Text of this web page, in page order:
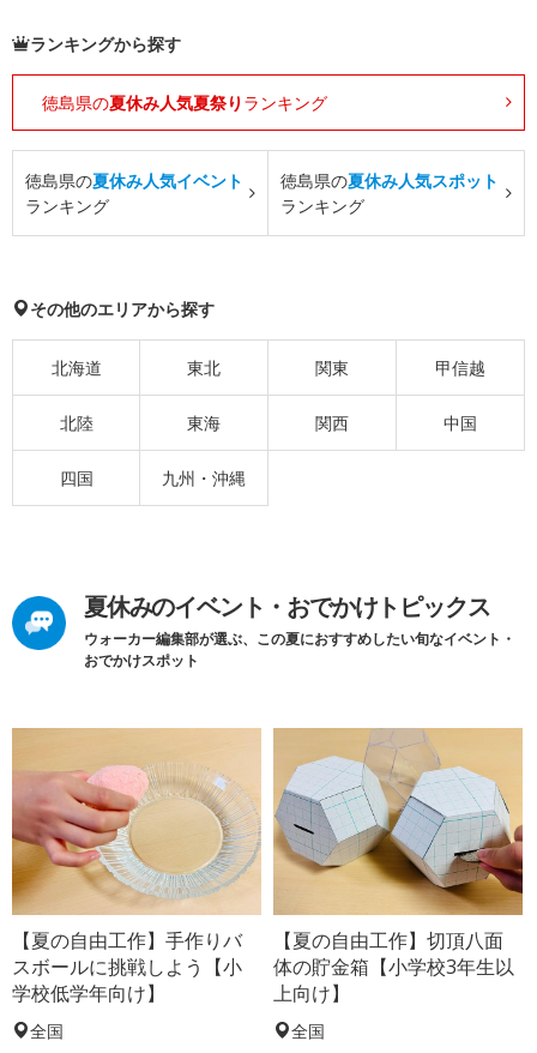
ランキングから探す
徳島県の夏休み人気夏祭り ランキング
徳島県の夏休み人気イベント
ランキング
徳島県の夏休み人気スポット
ランキング
その他のエリアから探す
北海道 東北 関東 甲信越
北陸 東海 関西 中国
四国 九州・沖縄
夏休みのイベント・おでかけトピックス
ウォーカー編集部が選ぶ、この夏におすすめしたい旬なイベント・
おでかけスポット
【夏の自由工作】手作りバ
スボールに挑戦しよう【小
学校低学年向け】
全国
【夏の自由工作】切頂八面
体の貯金箱【小学校3年生以
上向け】
全国